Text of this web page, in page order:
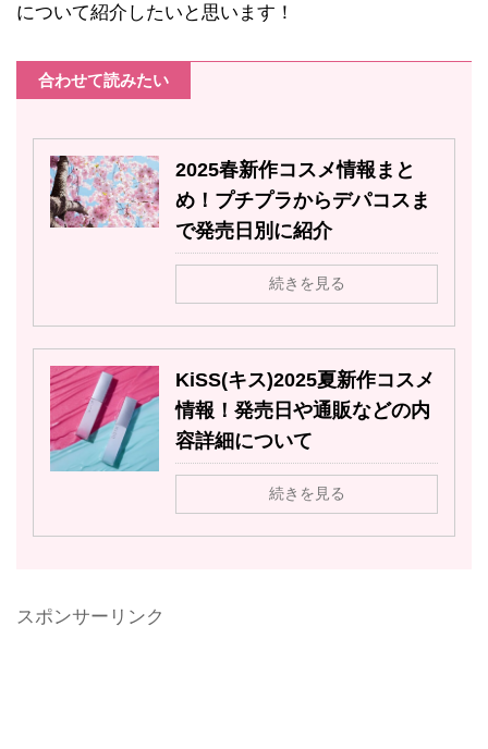
について紹介したいと思います！
合わせて読みたい
2025春新作コスメ情報まと
め！プチプラからデパコスま
で発売日別に紹介
続きを見る
KiSS(キス)2025夏新作コスメ
情報！発売日や通販などの内
容詳細について
続きを見る
スポンサーリンク